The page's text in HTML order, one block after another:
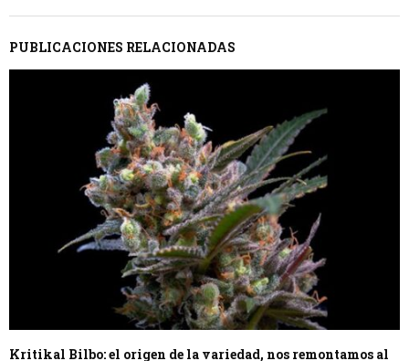
PUBLICACIONES RELACIONADAS
Kritikal Bilbo: el origen de la variedad, nos remontamos al